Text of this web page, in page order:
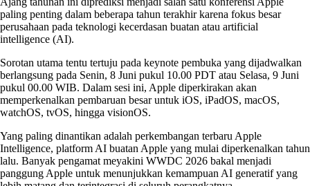
paling penting dalam beberapa tahun terakhir karena fokus besar
perusahaan pada teknologi kecerdasan buatan atau artificial
intelligence (AI).
Sorotan utama tentu tertuju pada keynote pembuka yang dijadwalkan
berlangsung pada Senin, 8 Juni pukul 10.00 PDT atau Selasa, 9 Juni
pukul 00.00 WIB. Dalam sesi ini, Apple diperkirakan akan
memperkenalkan pembaruan besar untuk iOS, iPadOS, macOS,
watchOS, tvOS, hingga visionOS.
Yang paling dinantikan adalah perkembangan terbaru Apple
Intelligence, platform AI buatan Apple yang mulai diperkenalkan tahun
lalu. Banyak pengamat meyakini WWDC 2026 bakal menjadi
panggung Apple untuk menunjukkan kemampuan AI generatif yang